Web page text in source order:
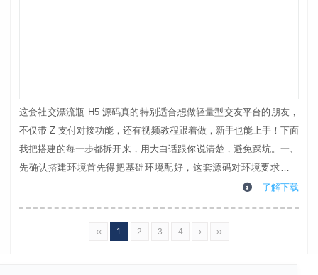
这套社交漂流瓶 H5 源码真的特别适合想做轻量型交友平台的朋友，
不仅带 Z 支付对接功能，还有视频教程跟着做，新手也能上手！下面
我把搭建的每一步都拆开来，用大白话跟你说清楚，避免踩坑。一、
先确认搭建环境首先得把基础环境配好，这套源码对环境要求很明
确，别用太高或太低的版本，容易出问题：Web 服务器：Nginx
MySQL 5.6.50（5.7 版本也兼容，但 8.0 会有语法冲突，不建...
了解下载
‹‹ 1 2 3 4 › ››